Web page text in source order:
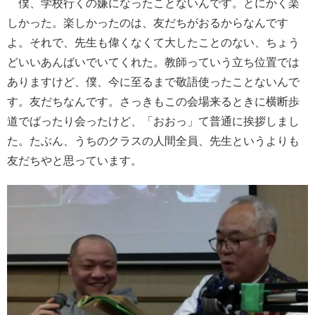
僕、学校行くの嫌になったことないんです。とにかく楽
しかった。楽しかったのは、友だちがおるからなんです
よ。それで、先生も偉くなくて大したことのない、ちょう
どいいあんばいでいてくれた。教師っていう立ち位置では
ありますけど、僕、今に至るまで敬語使ったことないんで
す。友だちなんです。さっきもこの会場来るときに横断歩
道でばったり会ったけど、「おおっ」て普通に挨拶しまし
た。たぶん、うちのクラスの人間全員、先生というよりも
友だちやと思っています。